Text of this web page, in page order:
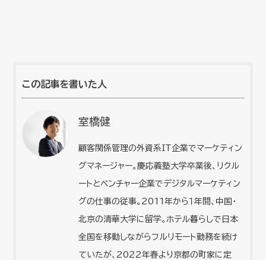
この記事を書いた人
室橋健
顧客関係管理の外資系IT企業でマーケティン
グマネージャー。慶応義塾大学卒業後、リクル
ートとベンチャー企業でデジタルマーケティン
グの仕事の従事。2011年から１年間、中国・
北京の清華大学に留学。ホテル暮らしで日本
全国を移動しながらフルリモート勤務を続け
ていたが、2022年春より京都の町家に定